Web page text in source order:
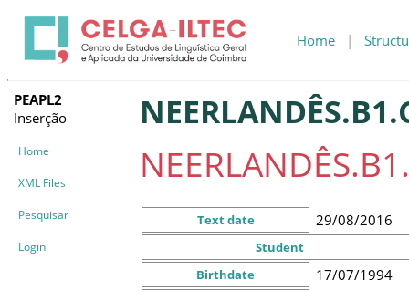
Home |
PEAPL2
Inserção
Home
XML Files
Pesquisar
Login
Text date 29/08/2016
Student
Birthdate
17/07/1994